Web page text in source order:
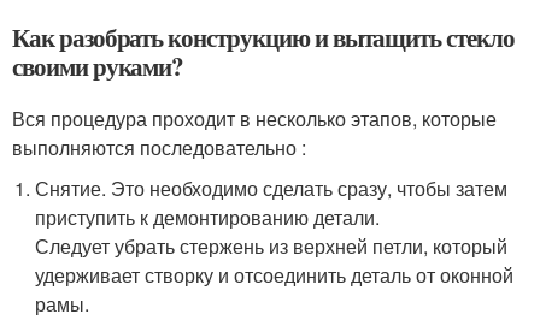
Как разобрать конструкцию и вытащить стекло
своими руками?
Вся процедура проходит в несколько этапов, которые
выполняются последовательно :
Снятие. Это необходимо сделать сразу, чтобы затем
приступить к демонтированию детали.
Следует убрать стержень из верхней петли, который
удерживает створку и отсоединить деталь от оконной
рамы.